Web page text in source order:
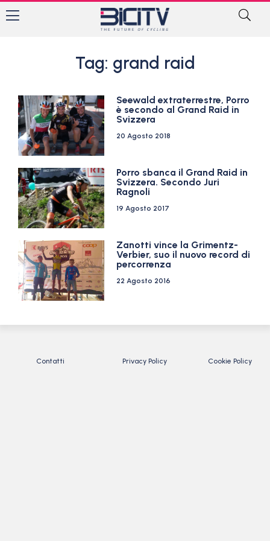
Tag: grand raid
Seewald extraterrestre, Porro
è secondo al Grand Raid in
Svizzera
20 Agosto 2018
Porro sbanca il Grand Raid in
Svizzera. Secondo Juri
Ragnoli
19 Agosto 2017
Zanotti vince la Grimentz-
Verbier, suo il nuovo record di
percorrenza
22 Agosto 2016
Contatti Privacy Policy Cookie Policy